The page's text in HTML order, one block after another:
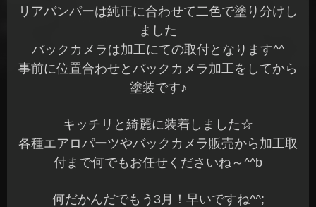
リアバンパーは純正に合わせて二色で塗り分けし
ました
バックカメラは加工にての取付となります^^
事前に位置合わせとバックカメラ加工をしてから
塗装です♪
キッチリと綺麗に装着しました☆
各種エアロパーツやバックカメラ販売から加工取
付まで何でもお任せくださいね～^^b
何だかんだでもう3月！早いですね^^;